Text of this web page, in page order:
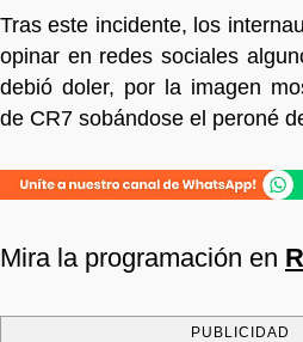
Tras este incidente, los
opinar en redes sociales
debió doler, por la imagen
de CR7 sobándose el peroné
Mira la programación en
PUBLICIDAD